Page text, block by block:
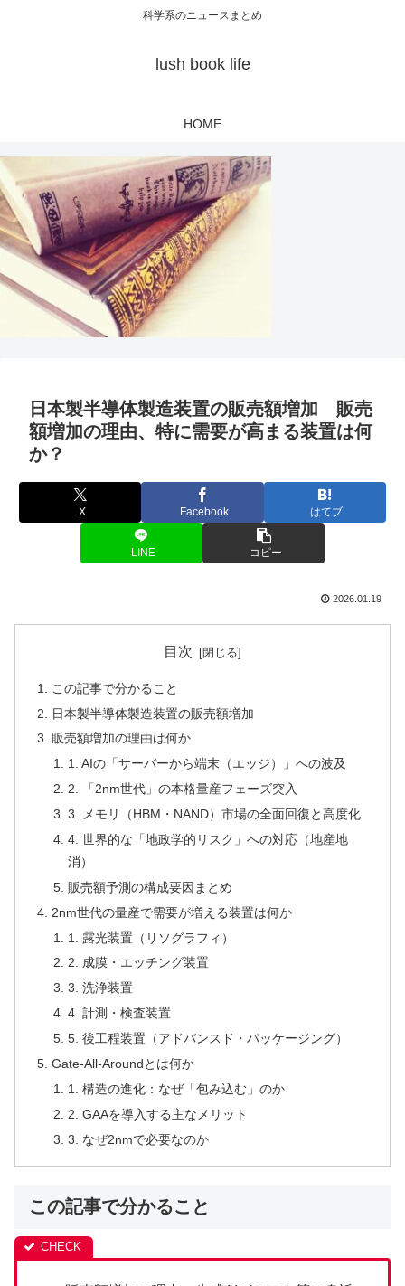
科学系のニュースまとめ
lush book life
HOME
日本製半導体製造装置の販売額増加 販売
額増加の理由、特に需要が高まる装置は何
か？
X Facebook はてブ
LINE コピー
2026.01.19
目次
この記事で分かること
日本製半導体製造装置の販売額増加
販売額増加の理由は何か
1. AIの「サーバーから端末（エッジ）」への波及
2. 「2nm世代」の本格量産フェーズ突入
3. メモリ（HBM・NAND）市場の全面回復と高度化
4. 世界的な「地政学的リスク」への対応（地産地
消）
販売額予測の構成要因まとめ
2nm世代の量産で需要が増える装置は何か
1. 露光装置（リソグラフィ）
2. 成膜・エッチング装置
3. 洗浄装置
4. 計測・検査装置
5. 後工程装置（アドバンスド・パッケージング）
Gate-All-Aroundとは何か
1. 構造の進化：なぜ「包み込む」のか
2. GAAを導入する主なメリット
3. なぜ2nmで必要なのか
この記事で分かること